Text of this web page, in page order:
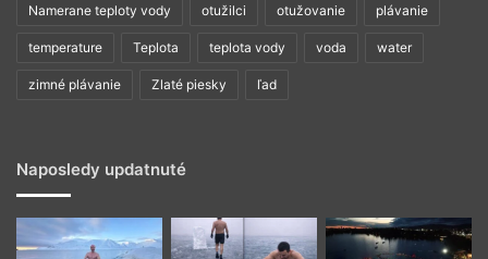
Namerane teploty vody otužilci otužovanie plávanie
temperature Teplota teplota vody voda water
zimné plávanie Zlaté piesky ľad
Naposledy updatnuté